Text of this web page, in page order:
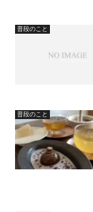
普段のこと
普段のこと